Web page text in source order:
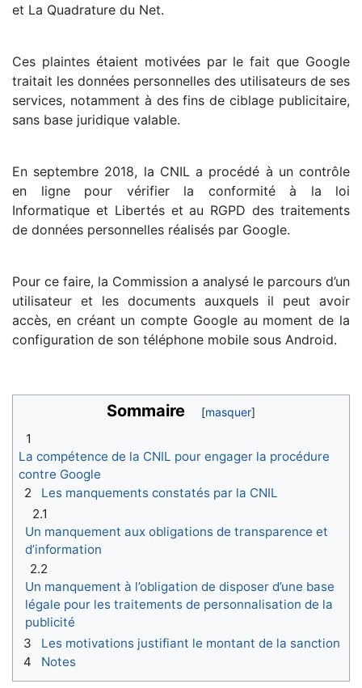
et La Quadrature du Net.
Ces plaintes étaient motivées par le fait que Google
traitait les données personnelles des utilisateurs de ses
services, notamment à des fins de ciblage publicitaire,
sans base juridique valable.
En septembre 2018, la CNIL a procédé à un contrôle
en ligne pour vérifier la conformité à la loi
Informatique et Libertés et au RGPD des traitements
de données personnelles réalisés par Google.
Pour ce faire, la Commission a analysé le parcours d’un
utilisateur et les documents auxquels il peut avoir
accès, en créant un compte Google au moment de la
configuration de son téléphone mobile sous Android.
Sommaire
1
La compétence de la CNIL pour engager la procédure
contre Google
2
Les manquements constatés par la CNIL
2.1
Un manquement aux obligations de transparence et
d’information
2.2
Un manquement à l’obligation de disposer d’une base
légale pour les traitements de personnalisation de la
publicité
3
Les motivations justifiant le montant de la sanction
4
Notes